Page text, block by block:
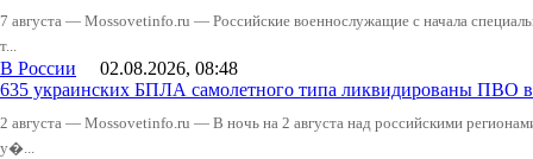
7 августа — Mossovetinfo.ru — Российские военнослужащие с начала
т...
В России 02.08.2026, 08:48
635 украинских БПЛА самолетного типа ликвидированы ПВО
2 августа — Mossovetinfo.ru — В ночь на 2 августа над российскими
у�...